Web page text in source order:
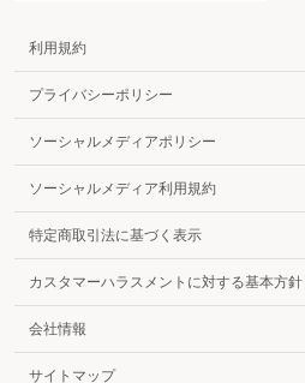
利用規約
プライバシーポリシー
ソーシャルメディアポリシー
ソーシャルメディア利用規約
特定商取引法に基づく表示
カスタマーハラスメントに対する基本方針
会社情報
サイトマップ